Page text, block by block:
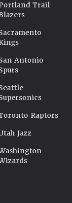
Trail
Antonio
Raptors
Jazz